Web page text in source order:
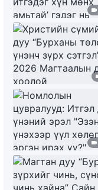
29:35
40:34